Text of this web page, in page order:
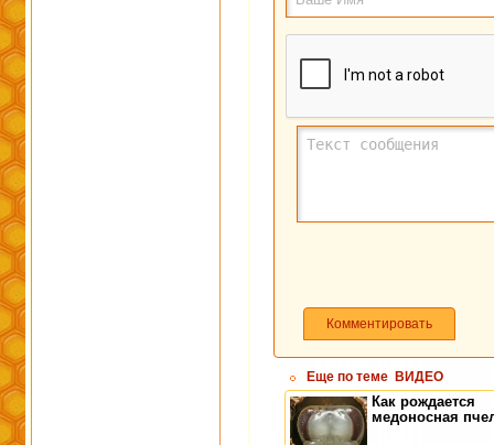
Комментировать
Еще по теме ВИДЕО
Как рождается
медоносная